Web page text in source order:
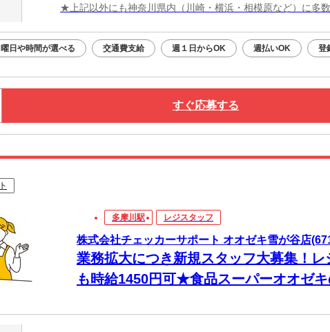
★上記以外にも神奈川県内（川崎・横浜・相模原など）に多
曜日や時間が選べる 交通費支給 週１日からOK 週払いOK 登
すぐ応募する
多摩川駅 レジスタッフ
株式会社チェッカーサポート オオゼキ雪が谷店
業務拡大につき新規スタッフ大募集！レ
も時給1450円可★食品スーパーオオゼキ